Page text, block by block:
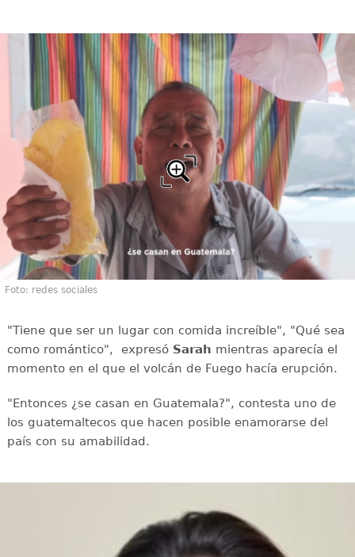
Foto: redes sociales
"Tiene que ser un lugar con comida increíble", "Qué sea
como romántico", expresó Sarah mientras aparecía el
momento en el que el volcán de Fuego hacía erupción.
"Entonces ¿se casan en Guatemala?", contesta uno de
los guatemaltecos que hacen posible enamorarse del
país con su amabilidad.